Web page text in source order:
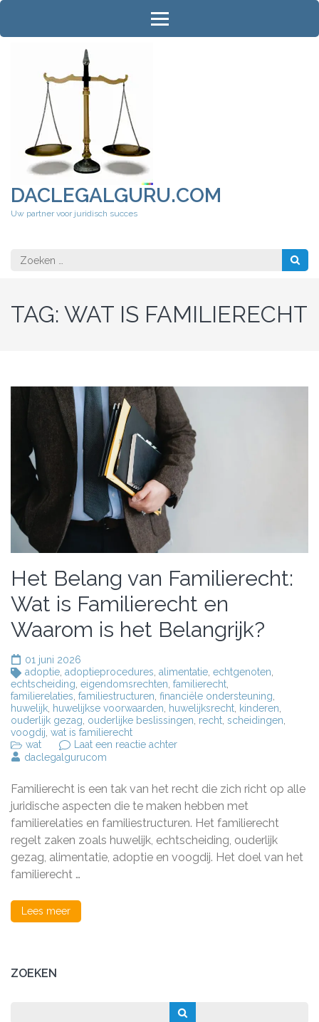
Ga
inhoud
DACLEGALGURU.COM
Uw partner voor juridisch succes
Zoeken
naar:
TAG: WAT IS FAMILIERECHT
Het Belang van Familierecht:
Wat is Familierecht en
Waarom is het Belangrijk?
01 juni 2026
adoptie adoptieprocedures alimentatie echtgenoten
echtscheiding eigendomsrechten familierecht
familierelaties familiestructuren financiële ondersteuning
huwelijk huwelijkse voorwaarden huwelijksrecht kinderen
ouderlijk gezag ouderlijke beslissingen recht scheidingen
voogdij wat is familierecht
wat
Laat een reactie achterop
Familierecht:
Wat
Familierecht
en
Waarom
is
daclegalgurucom
Familierecht is een tak van het recht die zich richt op alle
juridische aspecten die te maken hebben met
familierelaties en familiestructuren. Het familierecht
regelt zaken zoals huwelijk, echtscheiding, ouderlijk
gezag, alimentatie, adoptie en voogdij. Het doel van het
familierecht …
Lees meer
ZOEKEN